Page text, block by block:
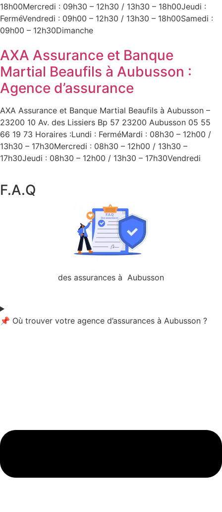
18h00Mercredi : 09h30 – 12h30 / 13h30 – 18h00Jeudi :
FerméVendredi : 09h00 – 12h30 / 13h30 – 18h00Samedi :
09h00 – 12h30Dimanche
AXA Assurance et Banque
Martial Beaufils à Aubusson :
Agence d’assurance
AXA Assurance et Banque Martial Beaufils à Aubusson –
23200 10 Av. des Lissiers Bp 57 23200 Aubusson 05 55
66 19 73 Horaires :Lundi : FerméMardi : 08h30 – 12h00 /
13h30 – 17h30Mercredi : 08h30 – 12h00 / 13h30 –
17h30Jeudi : 08h30 – 12h00 / 13h30 – 17h30Vendredi
F.A.Q
des assurances à Aubusson
📌 Où trouver votre agence d’assurances à Aubusson ?